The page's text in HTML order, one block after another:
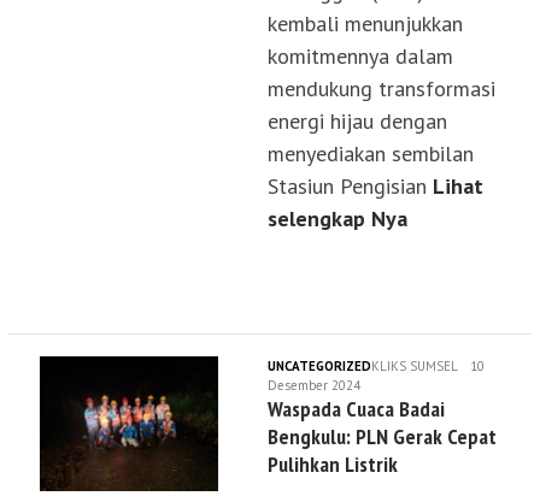
kembali menunjukkan
komitmennya dalam
mendukung transformasi
energi hijau dengan
menyediakan sembilan
Stasiun Pengisian Lihat
selengkap Nya
UNCATEGORIZEDKLIKS SUMSEL
10
Desember 2024
Waspada Cuaca Badai
Bengkulu: PLN Gerak Cepat
Pulihkan Listrik